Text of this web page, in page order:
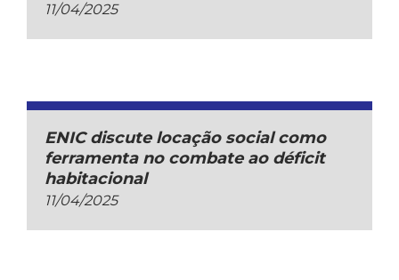
11/04/2025
ENIC discute locação social como
ferramenta no combate ao déficit
habitacional
11/04/2025